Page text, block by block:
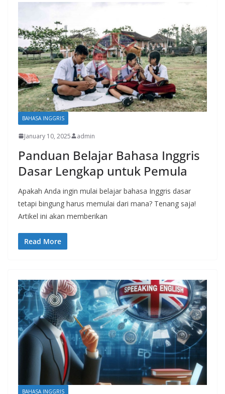
BAHASA INGGRIS
January 10, 2025 admin
Panduan Belajar Bahasa Inggris
Dasar Lengkap untuk Pemula
Apakah Anda ingin mulai belajar bahasa Inggris dasar
tetapi bingung harus memulai dari mana? Tenang saja!
Artikel ini akan memberikan
Read More
BAHASA INGGRIS